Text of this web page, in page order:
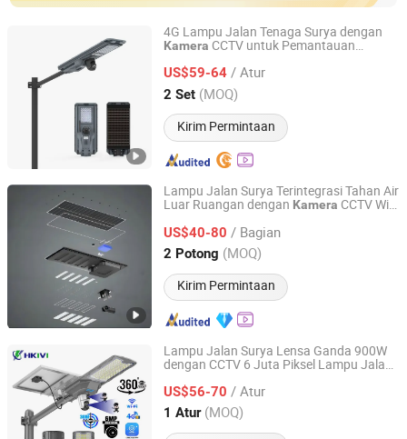
4G Lampu Jalan Tenaga Surya dengan
Kamera CCTV untuk Pemantauan
US$59-64 / Atur
2 Set (MOQ)
Kirim Permintaan
Shenzhen Lecheng(Ecosolar) Lighting Co., Ltd.
Guangdong, China Harga mulai 2022
Lampu Jalan Surya Terintegrasi Tahan Air
Luar Ruangan dengan Kamera CCTV WiFi
US$40-80 / Bagian
2 Potong (MOQ)
Kirim Permintaan
Yangzhou Jieyao Lighting Equipment Co., Ltd
Jiangsu, China Harga mulai 2026
Lampu Jalan Surya Lensa Ganda 900W
dengan CCTV 6 Juta Piksel Lampu Jalan
US$56-70 / Atur
1 Atur (MOQ)
Sichuan Roncy Technology Co., Ltd.
Sichuan, China Harga mulai 2025